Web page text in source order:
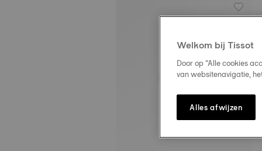
Welkom bij Tissot
Door op “Alle cookies
van websitenavigatie,
Alles afwijzen